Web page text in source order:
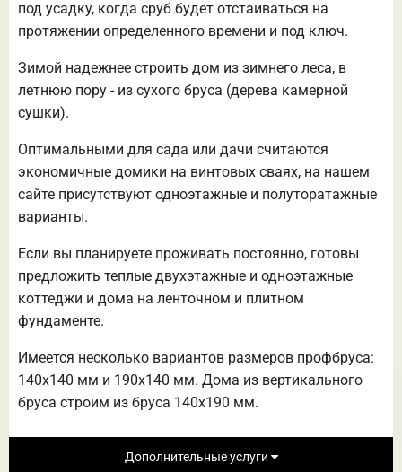
под усадку, когда сруб будет отстаиваться на
протяжении определенного времени и под ключ.
Зимой надежнее строить дом из зимнего леса, в
летнюю пору - из сухого бруса (дерева камерной
сушки).
Оптимальными для сада или дачи считаются
экономичные домики на винтовых сваях, на нашем
сайте присутствуют одноэтажные и полуторатажные
варианты.
Если вы планируете проживать постоянно, готовы
предложить теплые двухэтажные и одноэтажные
коттеджи и дома на ленточном и плитном
фундаменте.
Имеется несколько вариантов размеров профбруса:
140х140 мм и 190х140 мм. Дома из вертикального
бруса строим из бруса 140х190 мм.
Дополнительные услуги